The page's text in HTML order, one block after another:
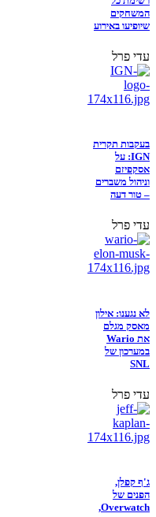
המשחקים
שיופיעו באירוע
עדי פרל
בעקבות תקרית
IGN: על
אסקפיזם
וניהול משברים
– טור דעה
עדי פרל
לא נגענו: אילון
מאסק מגלם
את Wario
במערכון של
SNL
עדי פרל
ג'ף קפלן,
הפנים של
Overwatch,